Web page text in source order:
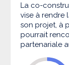
La co-
vise à rendre
son projet, à
pourrait
partenariale